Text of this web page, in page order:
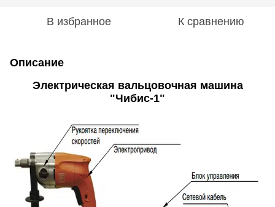
В избранное К сравнению
Описание
Электрическая вальцовочная машина
"Чибис-1"